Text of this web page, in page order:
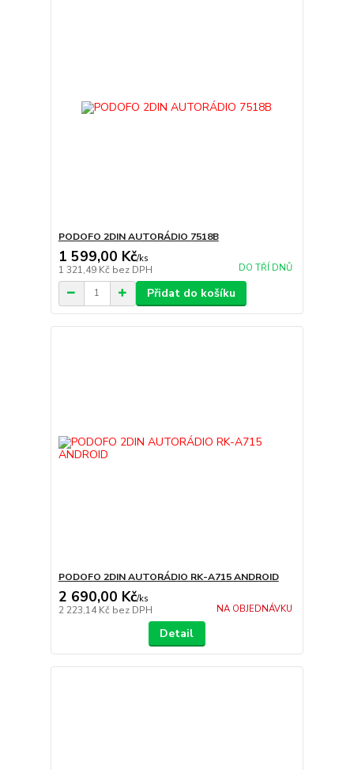
PODOFO 2DIN AUTORÁDIO 7518B
1 599,00 Kč/ks
1 321,49 Kč bez DPH DO TŘÍ DNŮ
Přidat do košíku
PODOFO 2DIN AUTORÁDIO RK-A715 ANDROID
2 690,00 Kč/ks
2 223,14 Kč bez DPH NA OBJEDNÁVKU
Detail